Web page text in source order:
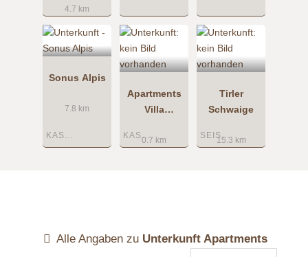
4.7 km
Sonus Alpis
KASTELRUTH
7.8 km
Apartments
Villa
KASTELRUTH
0.7 km
Tirler
Schwaige
SEISER ALM
15.3 km
Alle Angaben zu Unterkunft Apartments